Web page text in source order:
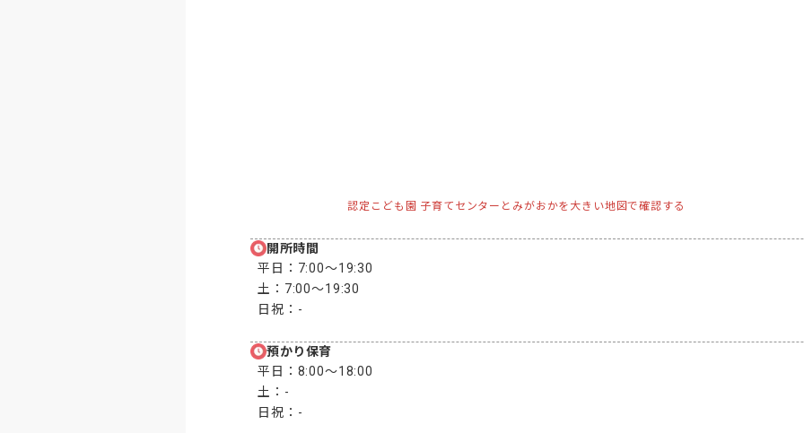
認定こども園 子育てセンターとみがおかを大きい地図で確認する
開所時間
平日： 7:00〜19:30
土： 7:00〜19:30
日祝： -
預かり保育
平日： 8:00〜18:00
土： -
日祝： -